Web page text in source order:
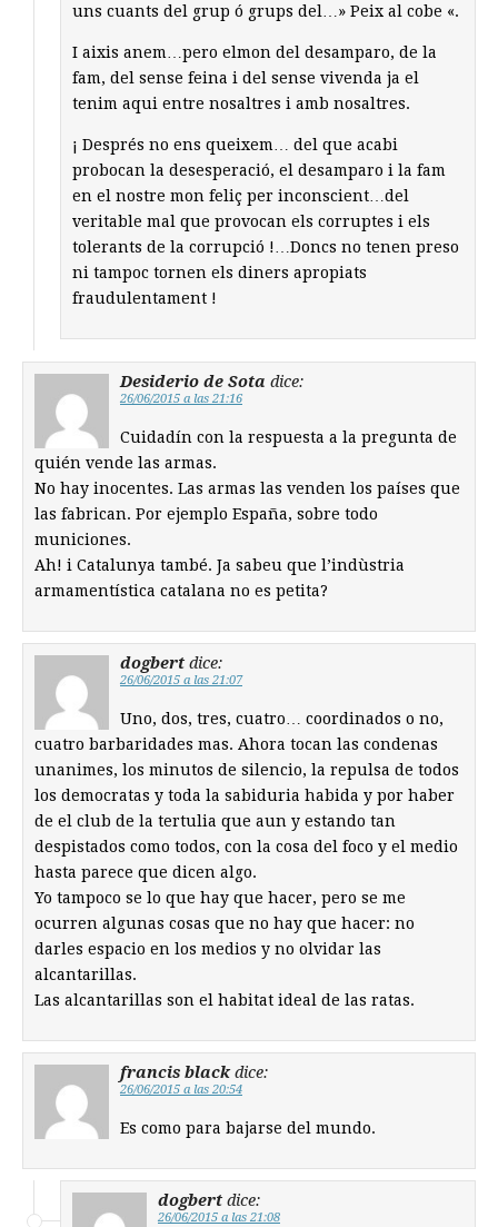
uns cuants del grup ó grups del…» Peix al cobe «.
I aixis anem…pero elmon del desamparo, de la
fam, del sense feina i del sense vivenda ja el
tenim aqui entre nosaltres i amb nosaltres.
¡ Després no ens queixem… del que acabi
probocan la desesperació, el desamparo i la fam
en el nostre mon feliç per inconscient…del
veritable mal que provocan els corruptes i els
tolerants de la corrupció !…Doncs no tenen preso
ni tampoc tornen els diners apropiats
fraudulentament !
Desiderio de Sota dice:
26/06/2015 a las 21:16
Cuidadín con la respuesta a la pregunta de
quién vende las armas.
No hay inocentes. Las armas las venden los países que
las fabrican. Por ejemplo España, sobre todo
municiones.
Ah! i Catalunya també. Ja sabeu que l’indùstria
armamentística catalana no es petita?
dogbert dice:
26/06/2015 a las 21:07
Uno, dos, tres, cuatro… coordinados o no,
cuatro barbaridades mas. Ahora tocan las condenas
unanimes, los minutos de silencio, la repulsa de todos
los democratas y toda la sabiduria habida y por haber
de el club de la tertulia que aun y estando tan
despistados como todos, con la cosa del foco y el medio
hasta parece que dicen algo.
Yo tampoco se lo que hay que hacer, pero se me
ocurren algunas cosas que no hay que hacer: no
darles espacio en los medios y no olvidar las
alcantarillas.
Las alcantarillas son el habitat ideal de las ratas.
francis black dice:
26/06/2015 a las 20:54
Es como para bajarse del mundo.
dogbert dice:
26/06/2015 a las 21:08